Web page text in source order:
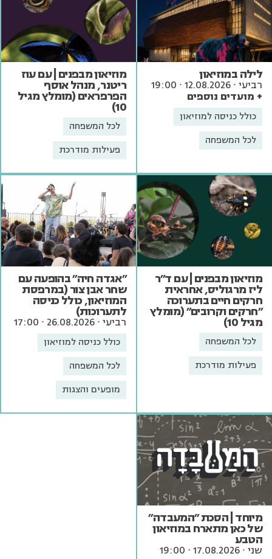
לילה במוזיאון
רביעי ∙ 12.08.2026 ∙ 19:00
+ מועדים נוספים
כולל כניסה למוזיאון
לכל המשפחה
מוזיאון מבפנים | עם עוז
ריטנר, מנהל אוסף
הפרפראים (מומלץ מגיל
10)
לכל המשפחה
פעילות מודרכת
מוזיאון מבפנים | עם ד"ר
ליז מרגוליס, אחראית
חרקים חיים בתערוכה
"חרקים וקרובים" (מומלץ
מגיל 10)
לכל המשפחה
פעילות מודרכת
"אגדה חיה" בהופעה עם
שחר אבן צור (במרפסת
המוזיאון, כולל כניסה
לתערוכות)
רביעי ∙ 26.08.2026 ∙ 17:00
כולל כניסה למוזיאון
לכל המשפחה
מופעים והצגות
מיוחד | הסכת "המעבדה"
של כאן מתארח במוזיאון
הטבע
שני ∙ 17.08.2026 ∙ 19:00